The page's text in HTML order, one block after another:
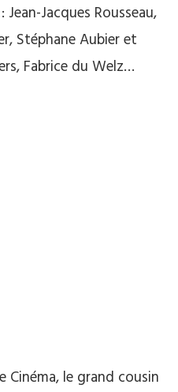
Jacques Rousseau,
Stéphane Aubier et
Fabrice du Welz…
Cinéma, le grand cousin